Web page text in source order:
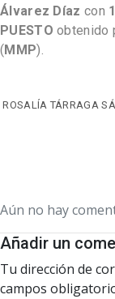
Álvarez Díaz con
PUESTO obtenido
(MMP).
ROSALÍA TÁRRAGA
Aún no hay
Añadir un
Tu dirección de
campos